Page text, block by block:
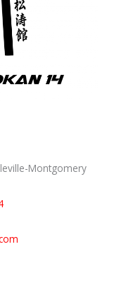
Montgomery